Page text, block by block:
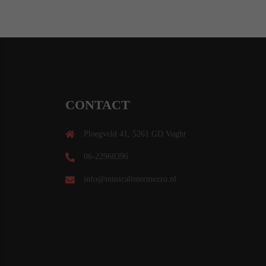
CONTACT
Ploegveld 41, 5261 GD Vught
06-22968396
info@musicalintermezzo.nl